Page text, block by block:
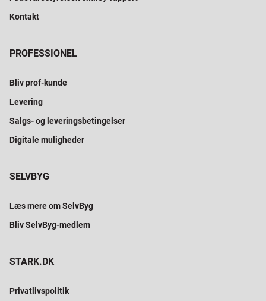
Kontakt
PROFESSIONEL
Bliv prof-kunde
Levering
Salgs- og leveringsbetingelser
Digitale muligheder
SELVBYG
Læs mere om SelvByg
Bliv SelvByg-medlem
STARK.DK
Privatlivspolitik